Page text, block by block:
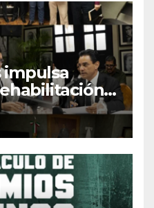
impulsa